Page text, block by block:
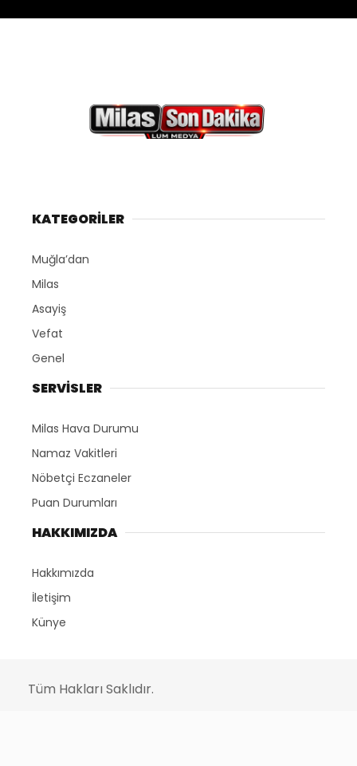
KATEGORİLER
Muğla’dan
Milas
Asayiş
Vefat
Genel
SERVİSLER
Milas Hava Durumu
Namaz Vakitleri
Nöbetçi Eczaneler
Puan Durumları
HAKKIMIZDA
Hakkımızda
İletişim
Künye
Tüm Hakları Saklıdır.